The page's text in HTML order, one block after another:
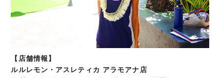
【店舗情報】
ルルレモン・アスレティカ アラモアナ店